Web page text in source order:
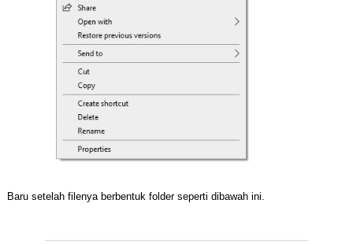
Baru setelah filenya berbentuk folder seperti dibawah ini.